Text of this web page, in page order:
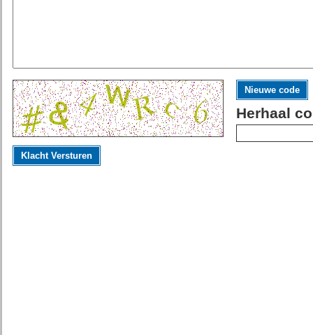
Nieuwe code
Herhaal
Klacht Versturen